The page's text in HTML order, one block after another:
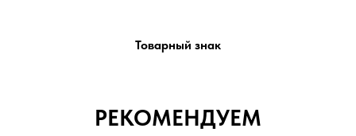
Товарный знак
РЕКОМЕНДУЕМ